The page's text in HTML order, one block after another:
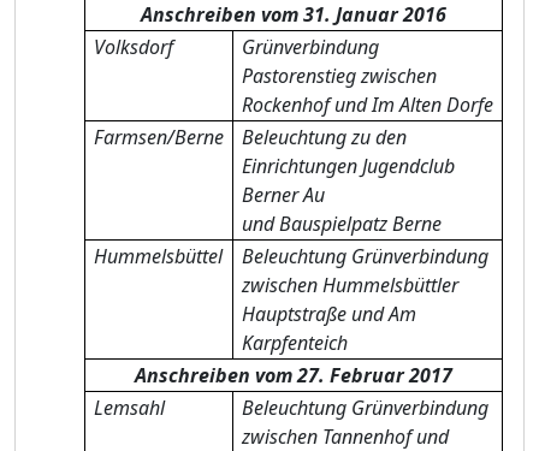
Anschreiben vom 31. Januar 2016
Volksdorf
Grünverbindung
Pastorenstieg zwischen
Rockenhof und Im Alten Dorfe
Farmsen/Berne
Beleuchtung zu den
Einrichtungen Jugendclub
Berner Au
und Bauspielpatz Berne
Hummelsbüttel
Beleuchtung Grünverbindung
zwischen Hummelsbüttler
Hauptstraße und Am
Karpfenteich
Anschreiben vom 27. Februar 2017
Lemsahl
Beleuchtung Grünverbindung
zwischen Tannenhof und